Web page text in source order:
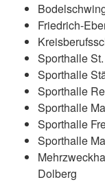
Friedrich-
Sporthalle
Sporthalle
Sporthalle
Sporthalle
Sporthalle
Sporthalle
Dolberg